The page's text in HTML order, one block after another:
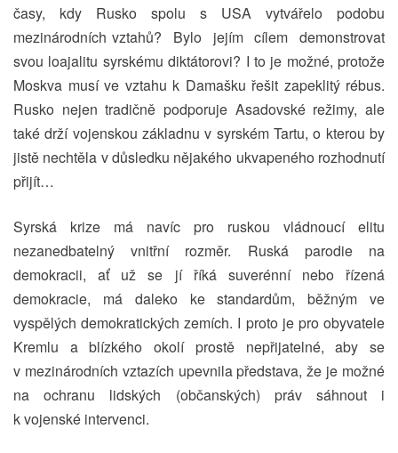
časy, kdy Rusko spolu s USA vytvářelo podobu
mezinárodních vztahů? Bylo jejím cílem demonstrovat
svou loajalitu syrskému diktátorovi? I to je možné, protože
Moskva musí ve vztahu k Damašku řešit zapeklitý rébus.
Rusko nejen tradičně podporuje Asadovské režimy, ale
také drží vojenskou základnu v syrském Tartu, o kterou by
jistě nechtěla v důsledku nějakého ukvapeného rozhodnutí
přijít…
Syrská krize má navíc pro ruskou vládnoucí elitu
nezanedbatelný vnitřní rozměr. Ruská parodie na
demokracii, ať už se jí říká suverénní nebo řízená
demokracie, má daleko ke standardům, běžným ve
vyspělých demokratických zemích. I proto je pro obyvatele
Kremlu a blízkého okolí prostě nepřijatelné, aby se
v mezinárodních vztazích upevnila představa, že je možné
na ochranu lidských (občanských) práv sáhnout i
k vojenské intervenci.